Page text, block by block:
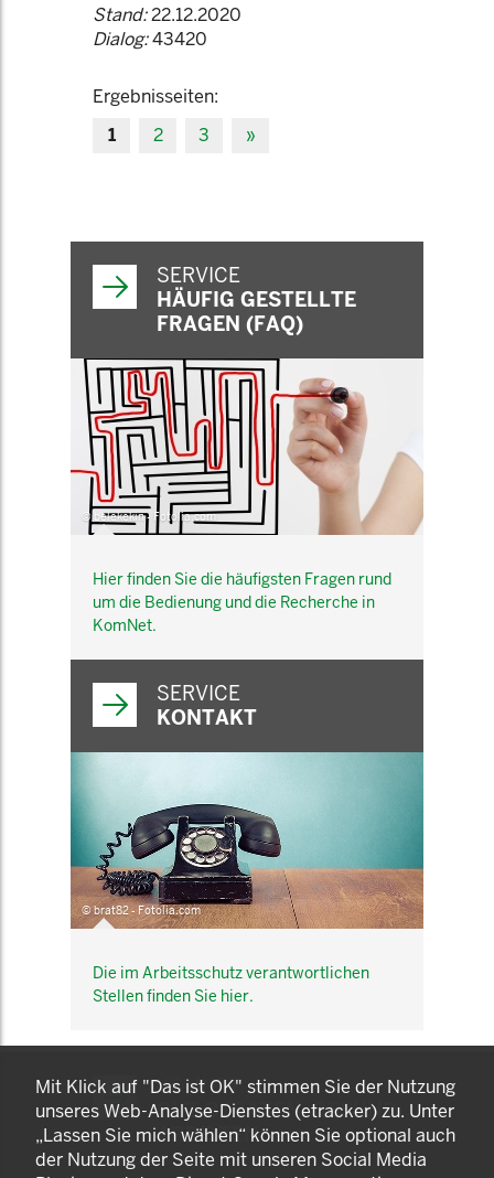
Stand:22.12.2020
Dialog:43420
Ergebnisseiten:
1
2 3 »
SERVICE
HÄUFIG GESTELLTE
FRAGEN (FAQ)
© belekekin - Fotolia.com
Hier finden Sie die häufigsten Fragen rund
um die Bedienung und die Recherche in
KomNet.
SERVICE
KONTAKT
© brat82 - Fotolia.com
Die im Arbeitsschutz verantwortlichen
Stellen finden Sie hier.
KOMNET
GUT BERATEN. GESUND
ARBEITEN.
Mit Klick auf "Das ist OK" stimmen Sie der Nutzung
unseres Web-Analyse-Dienstes (etracker) zu. Unter
„Lassen Sie mich wählen“ können Sie optional auch
der Nutzung der Seite mit unseren Social Media